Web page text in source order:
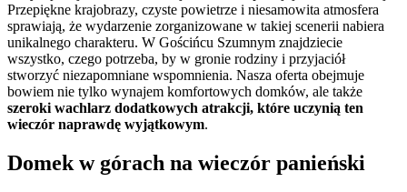
Przepiękne krajobrazy, czyste powietrze i niesamowita atmosfera
sprawiają, że wydarzenie zorganizowane w takiej scenerii nabiera
unikalnego charakteru. W Gościńcu Szumnym znajdziecie
wszystko, czego potrzeba, by w gronie rodziny i przyjaciół
stworzyć niezapomniane wspomnienia. Nasza oferta obejmuje
bowiem nie tylko wynajem komfortowych domków, ale także
szeroki wachlarz dodatkowych atrakcji, które uczynią ten
wieczór naprawdę wyjątkowym.
Domek w górach na wieczór panieński